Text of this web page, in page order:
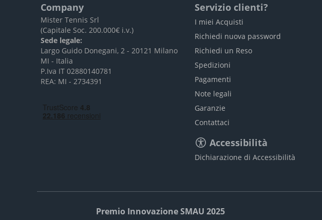
Company
Mister Tennis Srl
(Capitale Soc. 200.000€ i.v.)
Sede legale:
Largo Guido Donegani, 2 - 20121 Milano
MI - Italia
P.Iva IT 02880140781
REA: MI - 2734391
Servizio clienti?
I miei Acquisti
Richiedi nuova password
Richiedi un Reso
Spedizioni
Pagamenti
Note legali
Garanzie
Contattaci
Accessibilità
Dichiarazione di Accessibilità
Premio Innovazione SMAU 2025